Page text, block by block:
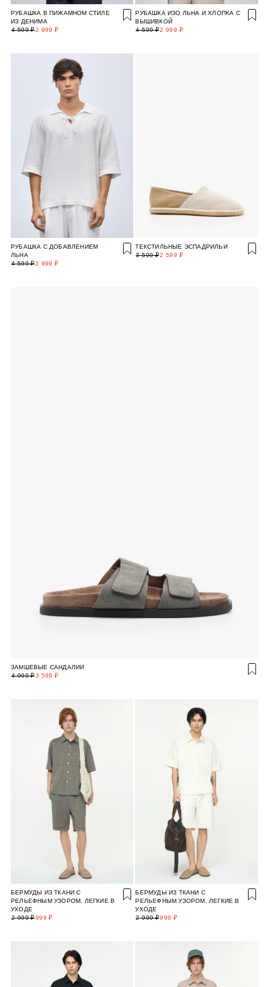
РУБАШКА В ПИЖАМНОМ СТИЛЕ
ИЗ ДЕНИМА
2 999 ₽
4 599 ₽
РУБАШКА ИЗО ЛЬНА И ХЛОПКА С
ВЫШИВКОЙ
2 999 ₽
4 599 ₽
РУБАШКА С ДОБАВЛЕНИЕМ
ЛЬНА
2 999 ₽
4 599 ₽
ТЕКСТИЛЬНЫЕ ЭСПАДРИЛЬИ
2 599 ₽
3 599 ₽
ЗАМШЕВЫЕ САНДАЛИИ
3 599 ₽
4 999 ₽
БЕРМУДЫ ИЗ ТКАНИ С
РЕЛЬЕФНЫМ УЗОРОМ, ЛЕГКИЕ В
УХОДЕ
999 ₽
2 999 ₽
БЕРМУДЫ ИЗ ТКАНИ С
РЕЛЬЕФНЫМ УЗОРОМ, ЛЕГКИЕ В
УХОДЕ
999 ₽
2 999 ₽